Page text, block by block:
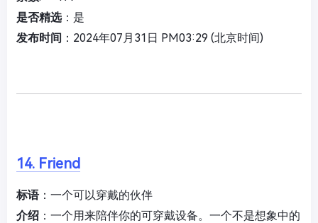
是否精选：是
发布时间 ：2024年07月31日 PM03:29 (北京时间)
14. Friend
标语：一个可以穿戴的伙伴
介绍 ：一个用来陪伴你的可穿戴设备。一个不是想象中的